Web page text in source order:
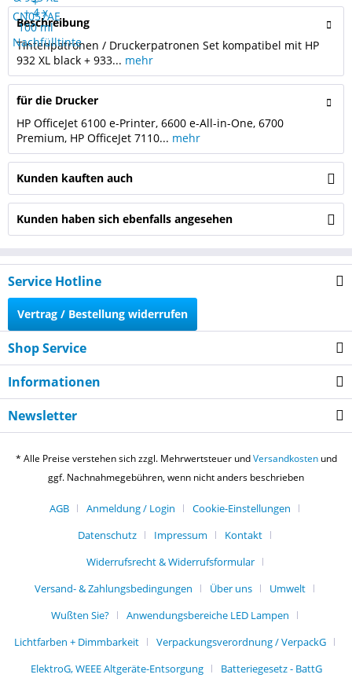
Beschreibung
Tintenpatronen / Druckerpatronen Set kompatibel mit HP
932 XL black + 933... mehr
für die Drucker
HP OfficeJet 6100 e-Printer, 6600 e-All-in-One, 6700
Premium, HP OfficeJet 7110... mehr
Kunden kauften auch
Kunden haben sich ebenfalls angesehen
Service Hotline
Vertrag / Bestellung widerrufen
Shop Service
Informationen
Newsletter
* Alle Preise verstehen sich zzgl. Mehrwertsteuer undVersandkostenund
ggf. Nachnahmegebühren, wenn nicht anders beschrieben
AGB Anmeldung / Login
Cookie-Einstellungen
Datenschutz
Impressum
Kontakt
Widerrufsrecht & Widerrufsformular
Versand- & Zahlungsbedingungen
Über uns
Umwelt
Wußten Sie?
Anwendungsbereiche LED Lampen
Lichtfarben + Dimmbarkeit
Verpackungsverordnung / VerpackG
ElektroG, WEEE Altgeräte-Entsorgung
Batteriegesetz - BattG